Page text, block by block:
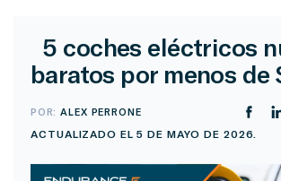
5 coches eléctricos
baratos por menos
POR:ALEX PERRONE
ACTUALIZADO EL 5 DE MAYO DE 2026.